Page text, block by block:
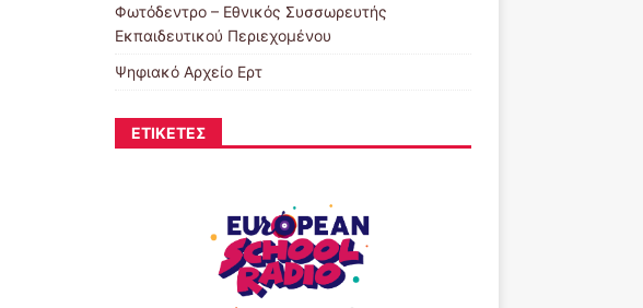
Φωτόδεντρο – Εθνικός Συσσωρευτής
Εκπαιδευτικού Περιεχομένου
Ψηφιακό Αρχείο Ερτ
ΕΤΙΚΈΤΕΣ